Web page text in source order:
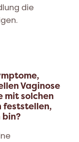
die
Vaginose
mit solchen
feststellen,
bin?